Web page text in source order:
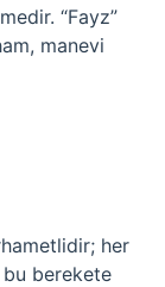
“Fayz”
manevi
her
berekete